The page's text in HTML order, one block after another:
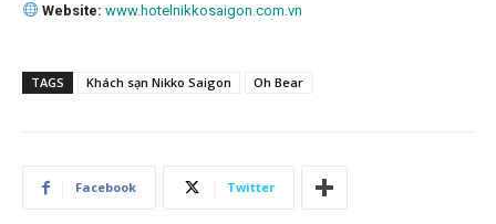
Website: www.hotelnikkosaigon.com.vn
TAGS Khách sạn Nikko Saigon Oh Bear
Facebook Twitter